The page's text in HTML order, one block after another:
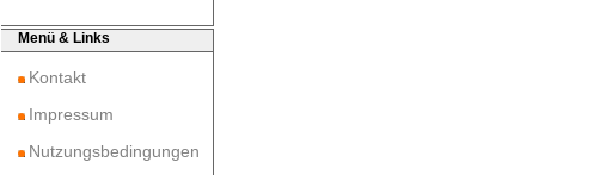
Menü & Links
Kontakt
Impressum
Nutzungsbedingungen